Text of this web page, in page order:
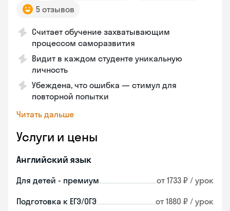
5 отзывов
Считает обучение захватывающим
процессом саморазвития
Видит в каждом студенте уникальную
личность
Убеждена, что ошибка — стимул для
повторной попытки
Читать дальше
Услуги и цены
Английский язык
Для детей - премиум от 1733 ₽ / урок
Подготовка к ЕГЭ/ОГЭ от 1880 ₽ / урок